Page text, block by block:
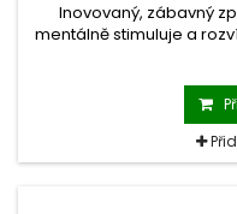
Inovovaný, zábavný
mentálně stimuluje a
problémům